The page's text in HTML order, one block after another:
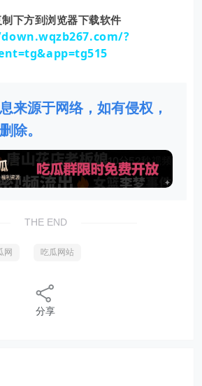
下方到浏览器下载软件
?
来源于网络，如有侵权，
除。
THE END
网 吃瓜网站
分享